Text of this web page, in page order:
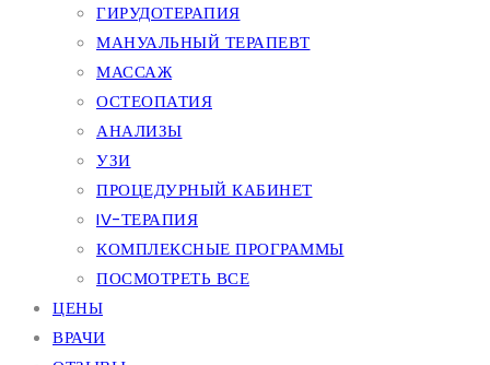
ГИРУДОТЕРАПИЯ
МАНУАЛЬНЫЙ ТЕРАПЕВТ
МАССАЖ
ОСТЕОПАТИЯ
АНАЛИЗЫ
УЗИ
ПРОЦЕДУРНЫЙ КАБИНЕТ
IV-ТЕРАПИЯ
КОМПЛЕКСНЫЕ ПРОГРАММЫ
ПОСМОТРЕТЬ ВСЕ
ЦЕНЫ
ВРАЧИ